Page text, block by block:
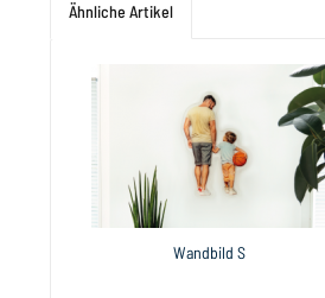
Ähnliche Artikel
Wandbild S